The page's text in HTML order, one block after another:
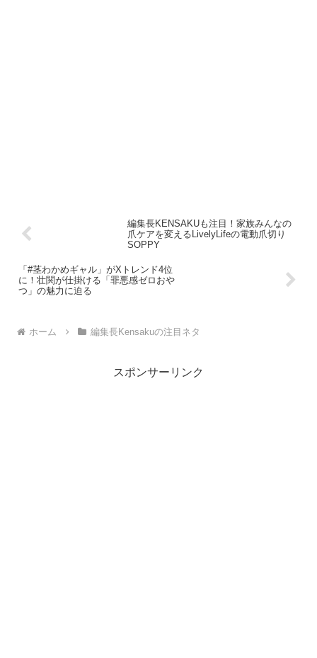
編集長KENSAKUも注目！家族みんなの
爪ケアを変えるLivelyLifeの電動爪切り
SOPPY
「#茎わかめギャル」がXトレンド4位
に！壮関が仕掛ける「罪悪感ゼロおや
つ」の魅力に迫る
ホーム 編集長Kensakuの注目ネタ
スポンサーリンク